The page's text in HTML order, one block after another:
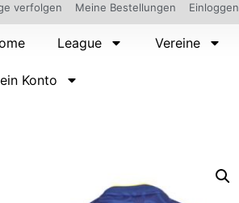
verfolgen Meine Bestellungen Einloggen
League Vereine
Konto